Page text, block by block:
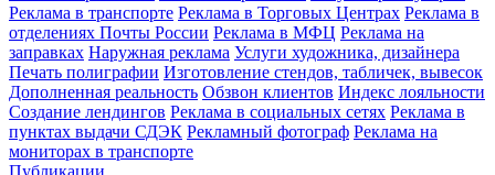
Реклама в транспорте Реклама в Торговых Центрах Реклама в
отделениях Почты России Реклама в МФЦ Реклама на
заправках Наружная реклама Услуги художника, дизайнера
Печать полиграфии Изготовление стендов, табличек, вывесок
Дополненная реальность Обзвон клиентов Индекс лояльности
Создание лендингов Реклама в социальных сетях Реклама в
пунктах выдачи СДЭК Рекламный фотограф Реклама на
мониторах в транспорте
Публикации